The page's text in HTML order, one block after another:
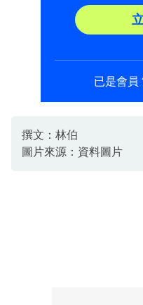
已是會員
撰文：林伯
圖片來源：資料圖片